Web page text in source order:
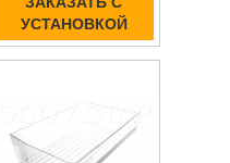
УСТАНОВКОЙ